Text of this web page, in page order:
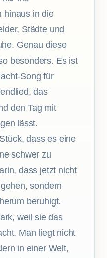
hinaus in die
Städte und
Genau diese
besonders. Es ist
Song für
das
den Tag mit
lässt.
dass es eine
schwer zu
dass jetzt nicht
sondern
beruhigt.
weil sie das
Man liegt nicht
in einer Welt,